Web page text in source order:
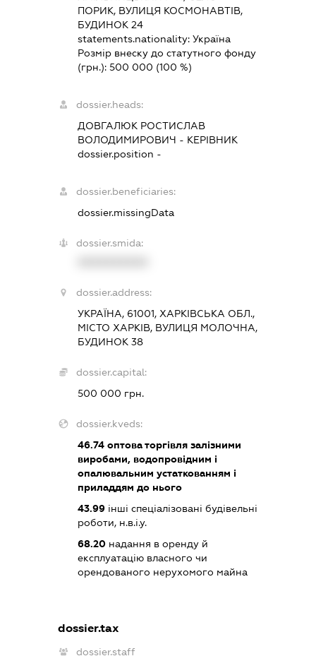
ПОРИК, ВУЛИЦЯ КОСМОНАВТІВ,
БУДИНОК 24
statements.nationality:Україна
Розмір внеску до статутного фонду
(грн.):500 000 (100 %)
dossier.heads:
ДОВГАЛЮК РОСТИСЛАВ
ВОЛОДИМИРОВИЧ - КЕРІВНИК
dossier.position -
dossier.beneficiaries:
dossier.missingData
dossier.smida:
dossier.address:
УКРАЇНА, 61001, ХАРКІВСЬКА ОБЛ.,
МІСТО ХАРКІВ, ВУЛИЦЯ МОЛОЧНА,
БУДИНОК 38
dossier.capital:
500 000 грн.
dossier.kveds:
46.74 оптова торгівля залізними
виробами, водопровідним і
опалювальним устаткованням і
приладдям до нього
43.99 інші спеціалізовані будівельні
роботи, н.в.і.у.
68.20 надання в оренду й
експлуатацію власного чи
орендованого нерухомого майна
dossier.tax
dossier.staff